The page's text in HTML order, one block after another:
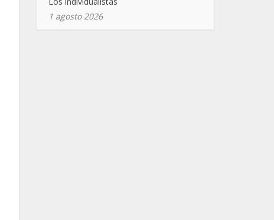
1 agosto 2026